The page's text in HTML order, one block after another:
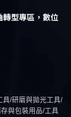
型專區，數位
具/研磨與拋光工具/
與包裝用品/工具